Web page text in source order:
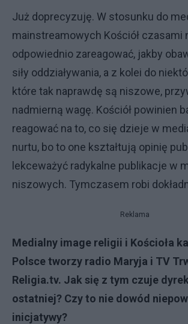
Już doprecyzuję. W stosunku do
mainstreamowych Kościół czasami
odpowiednio zareagować, jakby
siły oddziaływania, a z kolei do
które tak naprawdę są niszowe,
nadmierną wagę. Kościół powinien
reagować na to, co się dzieje w
nurtu, bo to one kształtują opinię
lekceważyć radykalne publikacje w
niszowych. Tymczasem robi
Reklama
Medialny image religii i Kościoła
Polsce tworzy radio Maryja i TV
Religia.tv. Jak się z tym czuje
ostatniej? Czy to nie dowód
inicjatywy?